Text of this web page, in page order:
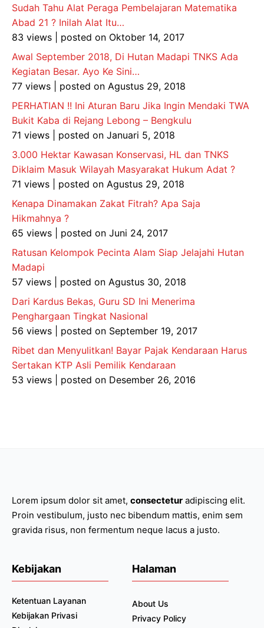
Sudah Tahu Alat Peraga Pembelajaran Matematika
Abad 21 ? Inilah Alat Itu…
83 views
posted on Oktober 14, 2017
Awal September 2018, Di Hutan Madapi TNKS Ada
Kegiatan Besar. Ayo Ke Sini…
77 views
posted on Agustus 29, 2018
PERHATIAN !! Ini Aturan Baru Jika Ingin Mendaki TWA
Bukit Kaba di Rejang Lebong – Bengkulu
71 views
posted on Januari 5, 2018
3.000 Hektar Kawasan Konservasi, HL dan TNKS
Diklaim Masuk Wilayah Masyarakat Hukum Adat ?
71 views
posted on Agustus 29, 2018
Kenapa Dinamakan Zakat Fitrah? Apa Saja
Hikmahnya ?
65 views
posted on Juni 24, 2017
Ratusan Kelompok Pecinta Alam Siap Jelajahi Hutan
Madapi
57 views
posted on Agustus 30, 2018
Dari Kardus Bekas, Guru SD Ini Menerima
Penghargaan Tingkat Nasional
56 views
posted on September 19, 2017
Ribet dan Menyulitkan! Bayar Pajak Kendaraan Harus
Sertakan KTP Asli Pemilik Kendaraan
53 views
posted on Desember 26, 2016
Lorem ipsum dolor sit amet, consectetur adipiscing elit.
Proin vestibulum, justo nec bibendum mattis, enim sem
gravida risus, non fermentum neque lacus a justo.
Kebijakan
Ketentuan Layanan
Kebijakan Privasi
Halaman
About Us
Privacy Policy